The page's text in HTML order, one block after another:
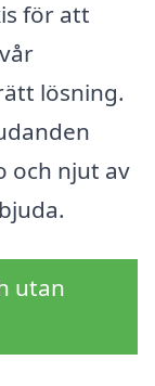
för att
lösning.
och njut av
utan